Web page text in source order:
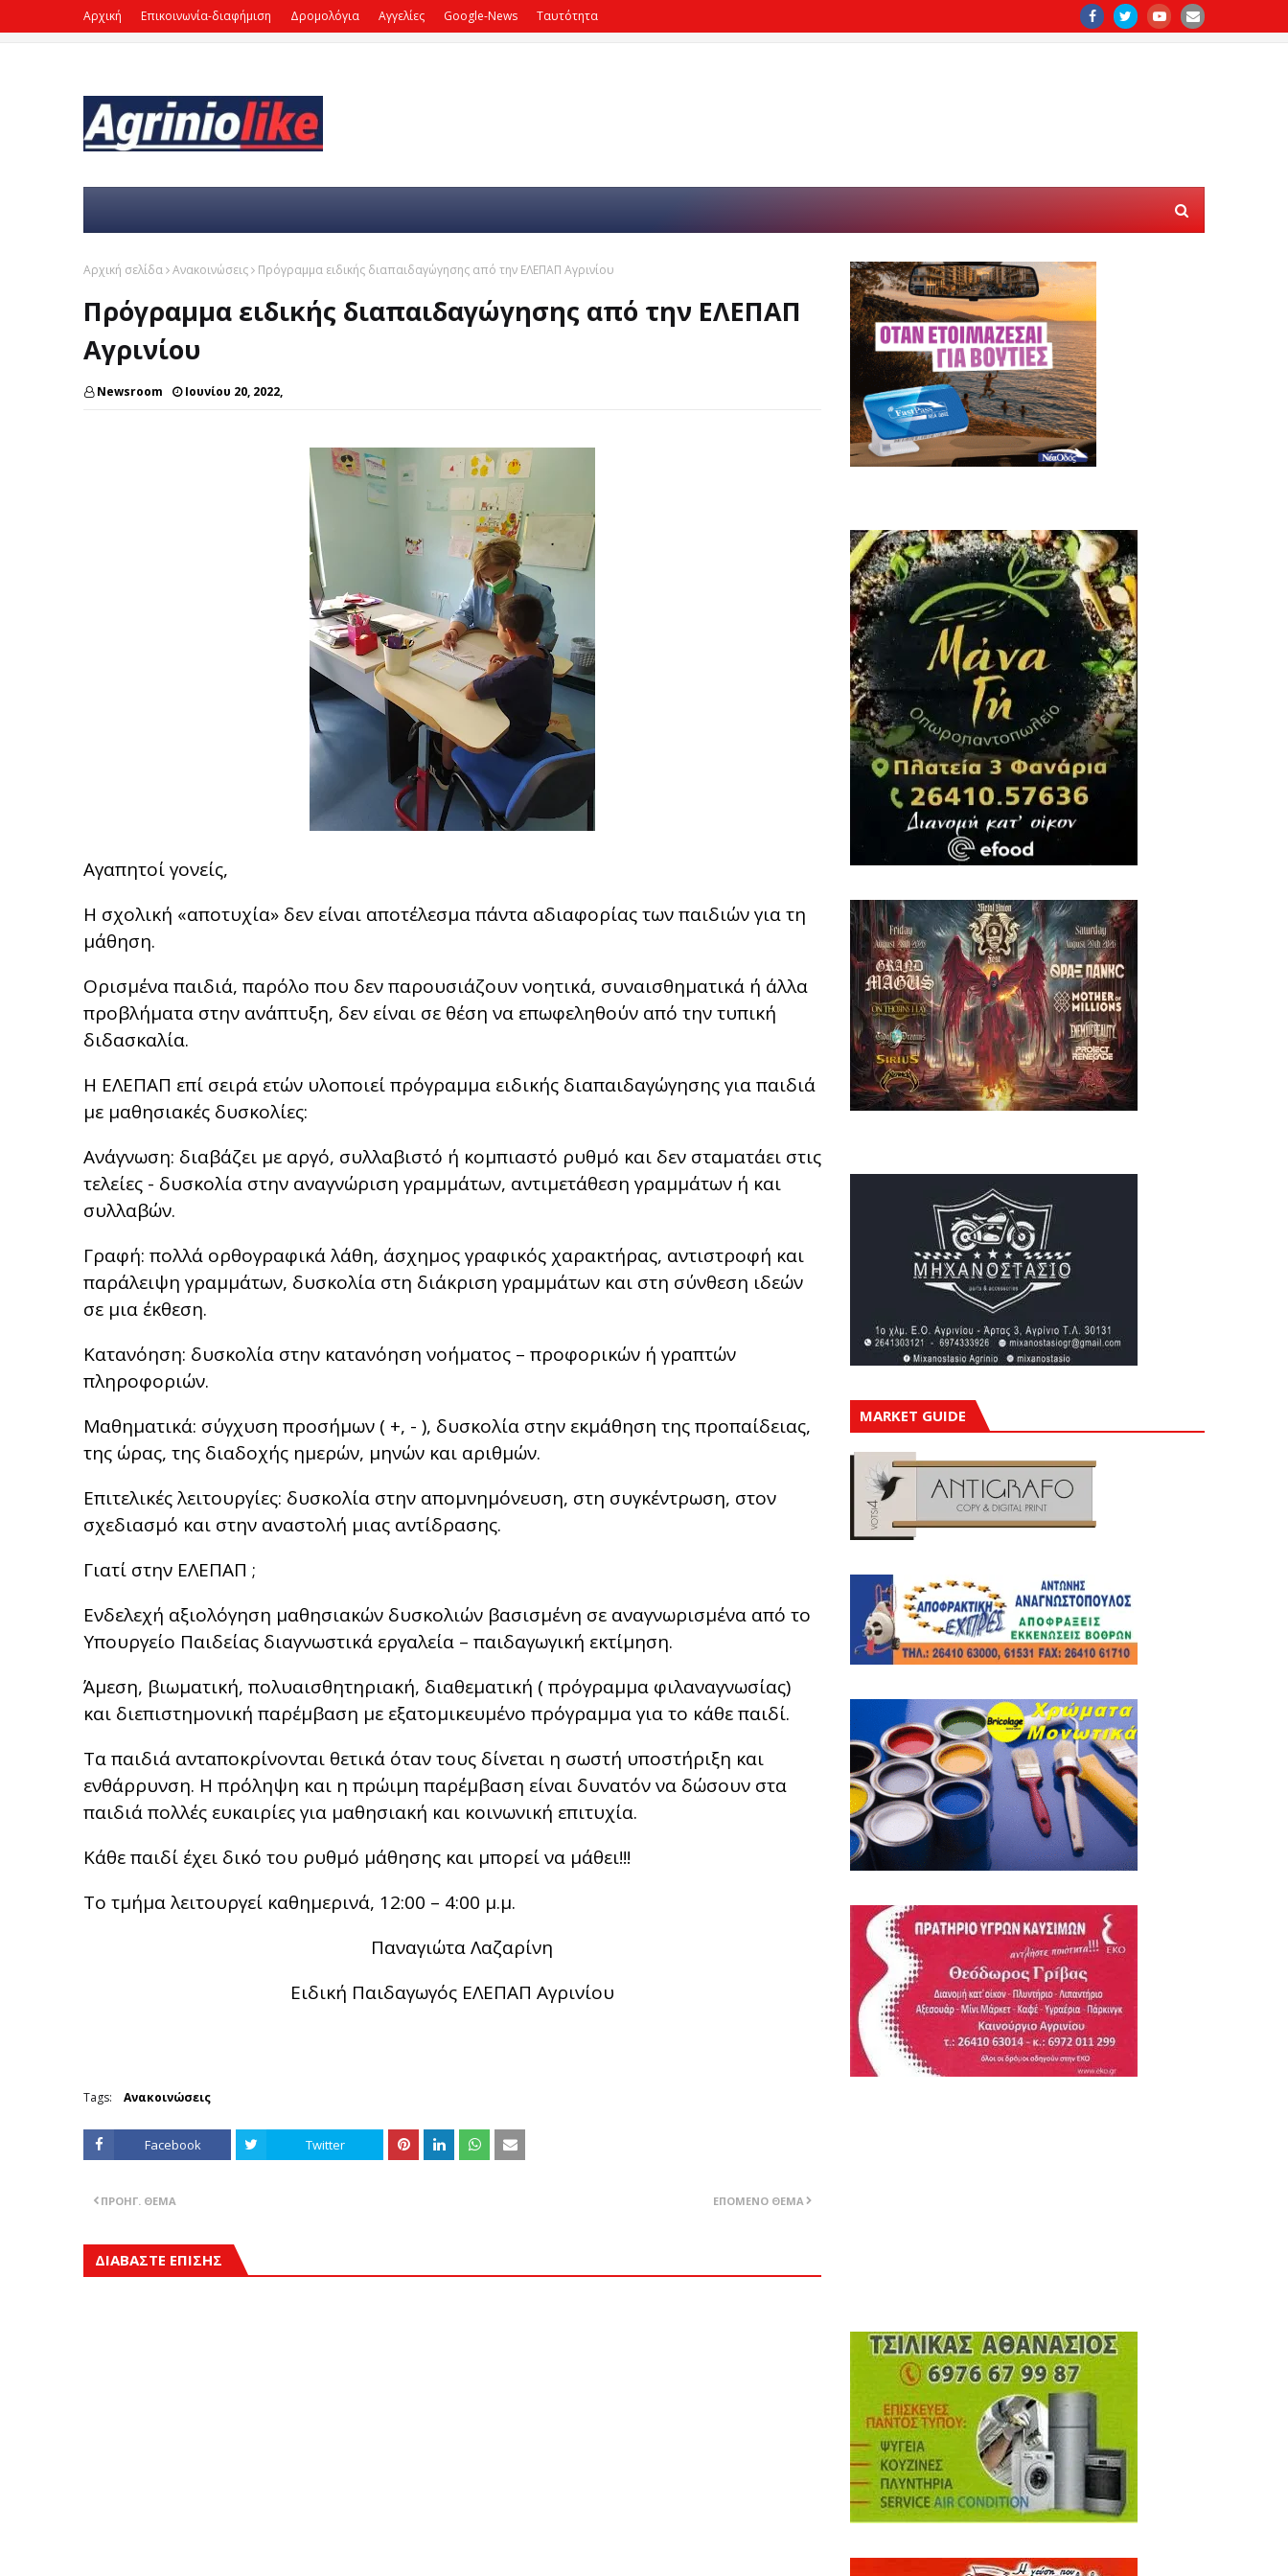
Αρχική Επικοινωνία-διαφήμιση Δρομολόγια Αγγελίες Google-News Ταυτότητα
Αρχική σελίδα Ανακοινώσεις Πρόγραμμα ειδικής διαπαιδαγώγησης από την ΕΛΕΠΑΠ Αγρινίου
Πρόγραμμα ειδικής διαπαιδαγώγησης από την ΕΛΕΠΑΠ
Αγρινίου
Newsroom Ιουνίου 20, 2022,
Αγαπητοί γονείς,
Η σχολική «αποτυχία» δεν είναι αποτέλεσμα πάντα αδιαφορίας των παιδιών για τη
μάθηση.
Ορισμένα παιδιά, παρόλο που δεν παρουσιάζουν νοητικά, συναισθηματικά ή άλλα
προβλήματα στην ανάπτυξη, δεν είναι σε θέση να επωφεληθούν από την τυπική
διδασκαλία.
Η ΕΛΕΠΑΠ επί σειρά ετών υλοποιεί πρόγραμμα ειδικής διαπαιδαγώγησης για παιδιά
με μαθησιακές δυσκολίες:
Ανάγνωση: διαβάζει με αργό, συλλαβιστό ή κομπιαστό ρυθμό και δεν σταματάει στις
τελείες - δυσκολία στην αναγνώριση γραμμάτων, αντιμετάθεση γραμμάτων ή και
συλλαβών.
Γραφή: πολλά ορθογραφικά λάθη, άσχημος γραφικός χαρακτήρας, αντιστροφή και
παράλειψη γραμμάτων, δυσκολία στη διάκριση γραμμάτων και στη σύνθεση ιδεών
σε μια έκθεση.
Κατανόηση: δυσκολία στην κατανόηση νοήματος – προφορικών ή γραπτών
πληροφοριών.
Μαθηματικά: σύγχυση προσήμων ( +, - ), δυσκολία στην εκμάθηση της προπαίδειας,
της ώρας, της διαδοχής ημερών, μηνών και αριθμών.
Επιτελικές λειτουργίες: δυσκολία στην απομνημόνευση, στη συγκέντρωση, στον
σχεδιασμό και στην αναστολή μιας αντίδρασης.
Γιατί στην ΕΛΕΠΑΠ ;
Ενδελεχή αξιολόγηση μαθησιακών δυσκολιών βασισμένη σε αναγνωρισμένα από το
Υπουργείο Παιδείας διαγνωστικά εργαλεία – παιδαγωγική εκτίμηση.
Άμεση, βιωματική, πολυαισθητηριακή, διαθεματική ( πρόγραμμα φιλαναγνωσίας)
και διεπιστημονική παρέμβαση με εξατομικευμένο πρόγραμμα για το κάθε παιδί.
Τα παιδιά ανταποκρίνονται θετικά όταν τους δίνεται η σωστή υποστήριξη και
ενθάρρυνση. Η πρόληψη και η πρώιμη παρέμβαση είναι δυνατόν να δώσουν στα
παιδιά πολλές ευκαιρίες για μαθησιακή και κοινωνική επιτυχία.
Κάθε παιδί έχει δικό του ρυθμό μάθησης και μπορεί να μάθει!!!
Το τμήμα λειτουργεί καθημερινά, 12:00 – 4:00 μ.μ.
Παναγιώτα Λαζαρίνη
Ειδική Παιδαγωγός ΕΛΕΠΑΠ Αγρινίου
Tags: Ανακοινώσεις
Facebook Twitter
ΕΠΌΜΕΝΟ ΘΈΜΑ
ΠΡΟΗΓ. ΘΈΜΑ
ΔΙΑΒΑΣΤΕ ΕΠΙΣΗΣ
MARKET GUIDE